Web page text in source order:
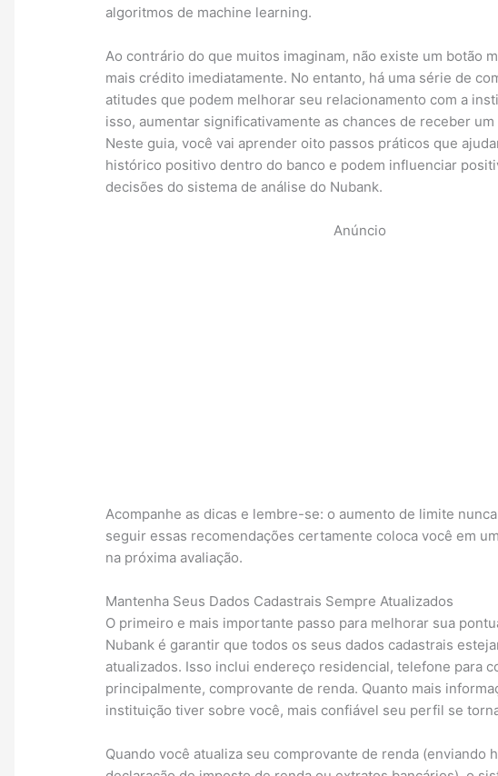
algoritmos de machine learning.
Ao contrário do que muitos imaginam, não existe um botão
mais crédito imediatamente. No entanto, há uma série de
atitudes que podem melhorar seu relacionamento com a
isso, aumentar significativamente as chances de receber
Neste guia, você vai aprender oito passos práticos que
histórico positivo dentro do banco e podem influenciar
decisões do sistema de análise do Nubank.
Anúncio
Acompanhe as dicas e lembre-se: o aumento de limite
seguir essas recomendações certamente coloca você em
na próxima avaliação.
Mantenha Seus Dados Cadastrais Sempre Atualizados
O primeiro e mais importante passo para melhorar sua
Nubank é garantir que todos os seus dados cadastrais
atualizados. Isso inclui endereço residencial, telefone para
principalmente, comprovante de renda. Quanto mais
instituição tiver sobre você, mais confiável seu perfil se
Quando você atualiza seu comprovante de renda (enviando